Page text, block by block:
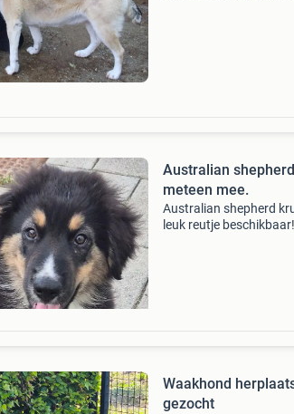
Australian
meteen mee.
Australian shepherd
leuk reutje
Waakhond
gezocht